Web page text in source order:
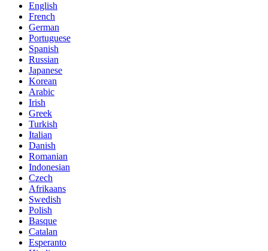
English
French
German
Portuguese
Spanish
Russian
Japanese
Korean
Arabic
Irish
Greek
Turkish
Italian
Danish
Romanian
Indonesian
Czech
Afrikaans
Swedish
Polish
Basque
Catalan
Esperanto